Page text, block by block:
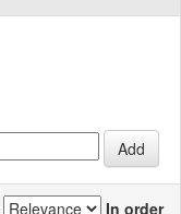
In order